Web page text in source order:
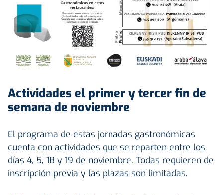
Actividades el primer y tercer fin de
semana de noviembre
El programa de estas jornadas gastronómicas
cuenta con actividades que se reparten entre los
días 4, 5, 18 y 19 de noviembre. Todas requieren de
inscripción previa y las plazas son limitadas.